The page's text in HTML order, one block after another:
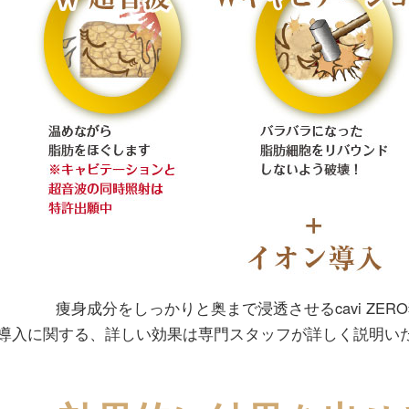
痩身成分をしっかりと奥まで浸透させるcavi
入に関する、詳しい効果は専門スタッフが詳しく説明